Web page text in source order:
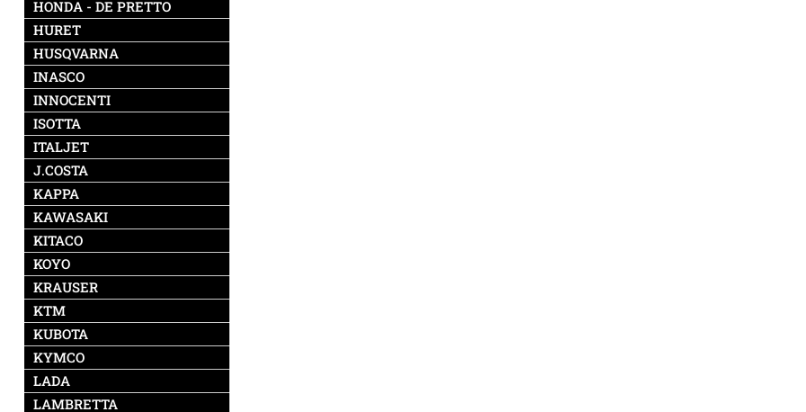
HONDA - DE PRETTO
HURET
HUSQVARNA
INASCO
INNOCENTI
ISOTTA
ITALJET
J.COSTA
KAPPA
KAWASAKI
KITACO
KOYO
KRAUSER
KTM
KUBOTA
KYMCO
LADA
LAMBRETTA